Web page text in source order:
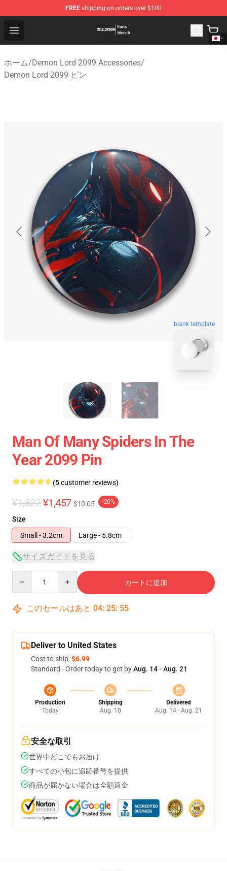
FREE shipping on orders over $100
Open menu
Demon Lord 2099 Store - Official Demon Lord 2099
ホーム/Demon Lord 2099 Accessories/
Demon Lord 2099 ピン
blank template
Man Of Many Spiders In The
Year 2099 Pin
(5 customer reviews)
¥1,822 ¥1,457 $10.05 -20%
Size
Small - 3.2cm
Large - 5.8cm
サイズガイドを見る
カートに追加
このセールはあと 04: 25: 54
Deliver to United States
Cost to ship:$6.99
Standard - Order today to get byAug. 14 - Aug. 21
Production
Today
Shipping
Aug. 10
Delivered
Aug. 14 - Aug. 21
安全な取引
世界中どこでもお届け
すべての小包に追跡番号を提供
商品が届かない場合は全額返金